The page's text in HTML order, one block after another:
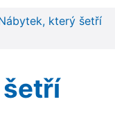
který šetří